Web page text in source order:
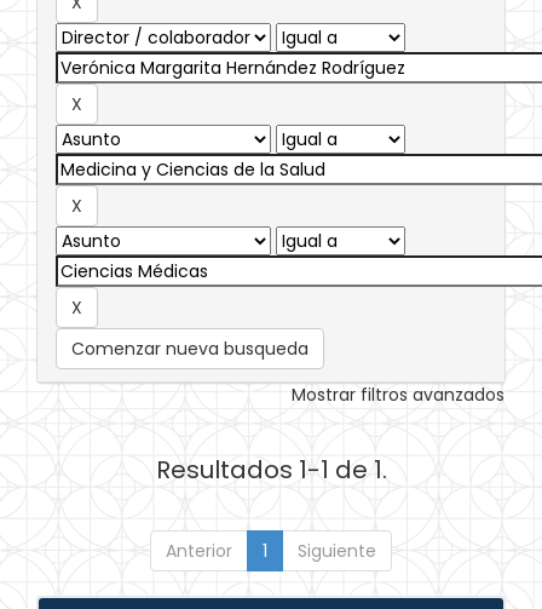
Comenzar nueva busqueda
Mostrar filtros avanzados
Resultados 1-1 de 1.
Anterior 1 Siguiente